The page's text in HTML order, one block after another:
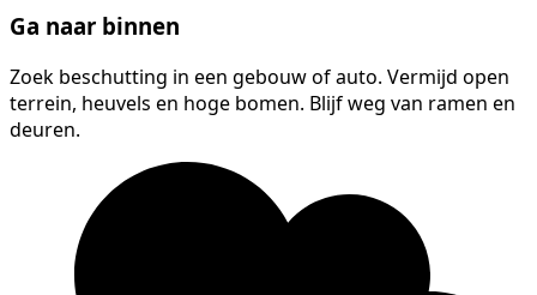
Ga naar binnen
Zoek beschutting in een gebouw of auto. Vermijd open
terrein, heuvels en hoge bomen. Blijf weg van ramen en
deuren.